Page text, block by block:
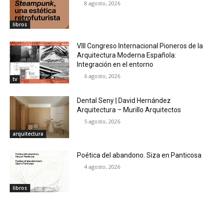
libros
8 agosto, 2026
tv
VIII Congreso Internacional Pioneros de la
Arquitectura Moderna Española:
Integración en el entorno
6 agosto, 2026
arquitectura
Dental Seny | David Hernández
Arquitectura – Murillo Arquitectos
5 agosto, 2026
libros
Poética del abandono. Siza en Panticosa
4 agosto, 2026